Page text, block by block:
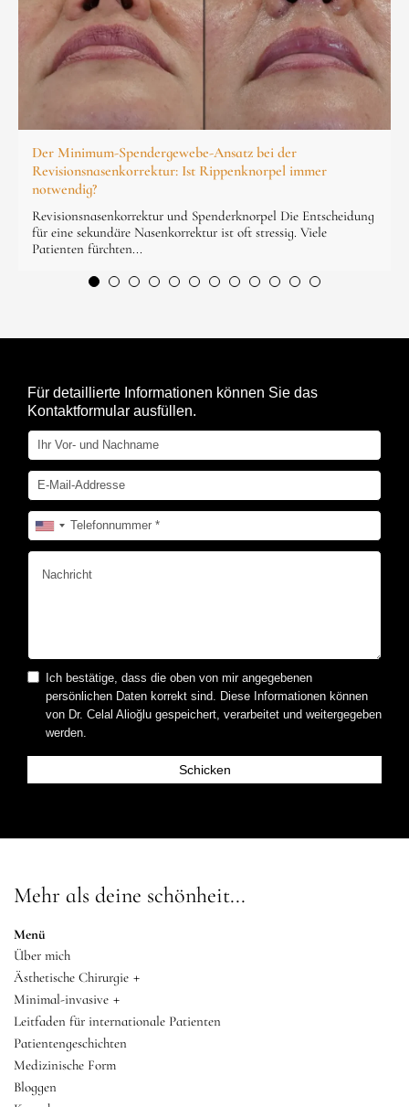
Der Minimum-Spendergewebe-Ansatz bei der
Revisionsnasenkorrektur: Ist Rippenknorpel immer
notwendig?
Revisionsnasenkorrektur und Spenderknorpel Die Entscheidung
für eine sekundäre Nasenkorrektur ist oft stressig. Viele
Patienten fürchten...
Für detaillierte Informationen können Sie das
Kontaktformular ausfüllen.
Ich bestätige, dass die oben von mir angegebenen
persönlichen Daten korrekt sind. Diese Informationen können
von Dr. Celal Alioğlu gespeichert, verarbeitet und weitergegeben
werden.
Mehr als deine schönheit...
Menü
Über mich
Ästhetische Chirurgie +
Minimal-invasive +
Leitfaden für internationale Patienten
Patientengeschichten
Medizinische Form
Bloggen